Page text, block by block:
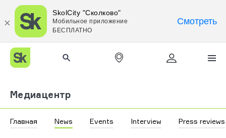
SkolCity "Сколково"
Мобильное приложение
БЕСПЛАТНО
Смотреть
Медиацентр
Главная News Events Interview Press reviews